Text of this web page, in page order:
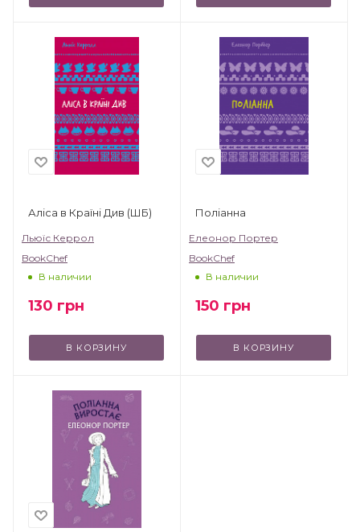
Аліса в Країні Див (ШБ)
Льюїс Керрол
BookChef
В наличии
130 грн
В КОРЗИНУ
Поліанна
Елеонор Портер
BookChef
В наличии
150 грн
В КОРЗИНУ